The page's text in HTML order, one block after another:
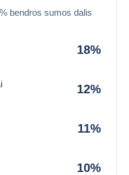
bendros sumos dalis
18%
12%
11%
10%